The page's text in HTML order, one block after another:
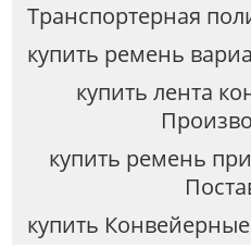
Транспортерная
купить ремень
купить лента
купить ремень
купить